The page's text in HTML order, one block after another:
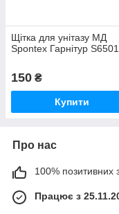
Щітка для унітазу MД
Spontex Гарнітур
150 ₴
Купити
Про нас
100% позитивних з
Працює з